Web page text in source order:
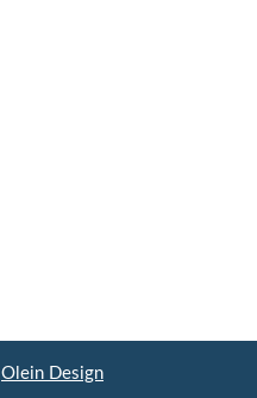
Olein Design